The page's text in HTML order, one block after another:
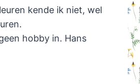
kende ik niet, wel
hobby in. Hans